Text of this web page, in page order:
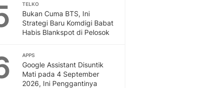
TELKO
Bukan Cuma BTS, Ini
Strategi Baru Komdigi Babat
Habis Blankspot di Pelosok
APPS
Google Assistant Disuntik
Mati pada 4 September
2026, Ini Penggantinya